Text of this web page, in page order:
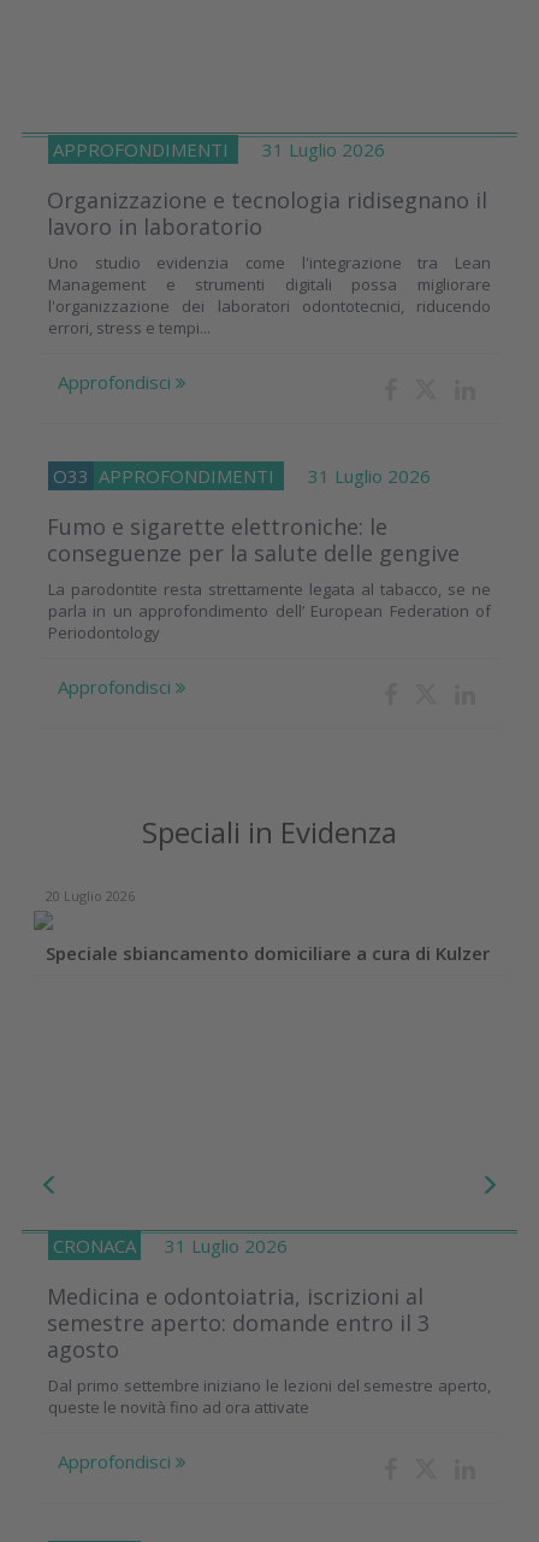
APPROFONDIMENTI 31 Luglio 2026
Organizzazione e tecnologia ridisegnano il
lavoro in laboratorio
Uno studio evidenzia come l'integrazione tra Lean
Management e strumenti digitali possa migliorare
l'organizzazione dei laboratori odontotecnici, riducendo
errori, stress e tempi...
Approfondisci
O33 APPROFONDIMENTI 31 Luglio 2026
Fumo e sigarette elettroniche: le
conseguenze per la salute delle gengive
La parodontite resta strettamente legata al tabacco, se ne
parla in un approfondimento dell’ European Federation of
Periodontology
Approfondisci
Speciali in Evidenza
20 Luglio 2026
Speciale sbiancamento domiciliare a cura di Kulzer
CRONACA 31 Luglio 2026
Medicina e odontoiatria, iscrizioni al
semestre aperto: domande entro il 3
agosto
Dal primo settembre iniziano le lezioni del semestre aperto,
queste le novità fino ad ora attivate
Approfondisci